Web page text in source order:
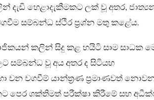
දැඩි හෙළාදැකීමකට ලක් වූ අතර,
සම්බන්ධ ස්ථිර ප්‍රශ්න මතු කළේය.
කලින් සිදු කළ හයිටි සාම සාධක
සම්බන්ධ වූ අය අතර ද සිටියහ
වන වගවීම් යාන්ත්‍රණ ප්‍රමාණවත්
පෙර ශක්තිමත් පරීක්ෂා කිරීමේ සහ